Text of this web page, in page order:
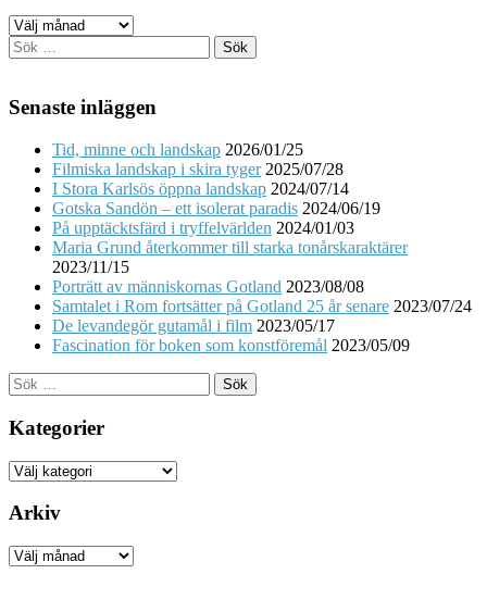
Arkiv
Sök
efter:
Senaste inläggen
Tid, minne och landskap 2026/01/25
Filmiska landskap i skira tyger 2025/07/28
I Stora Karlsös öppna landskap 2024/07/14
Gotska Sandön – ett isolerat paradis 2024/06/19
På upptäcktsfärd i tryffelvärlden 2024/01/03
Maria Grund återkommer till starka tonårskaraktärer
2023/11/15
Porträtt av människornas Gotland 2023/08/08
Samtalet i Rom fortsätter på Gotland 25 år senare 2023/07/24
De levandegör gutamål i film 2023/05/17
Fascination för boken som konstföremål 2023/05/09
Sök
efter:
Kategorier
Kategorier
Arkiv
Arkiv